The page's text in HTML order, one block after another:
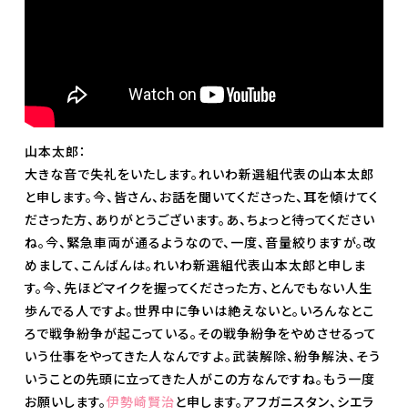
山本太郎：
大きな音で失礼をいたします。れいわ新選組代表の山本太郎
と申します。今、皆さん、お話を聞いてくださった、耳を傾けてく
ださった方、ありがとうございます。あ、ちょっと待ってください
ね。今、緊急車両が通るようなので、一度、音量絞りますが。改
めまして、こんばんは。れいわ新選組代表山本太郎と申しま
す。今、先ほどマイクを握ってくださった方、とんでもない人生
歩んでる人ですよ。世界中に争いは絶えないと。いろんなとこ
ろで戦争紛争が起こっている。その戦争紛争をやめさせるって
いう仕事をやってきた人なんですよ。武装解除、紛争解決、そう
いうことの先頭に立ってきた人がこの方なんですね。もう一度
お願いします。伊勢崎賢治と申します。アフガニスタン、シエラ